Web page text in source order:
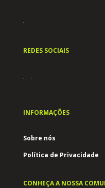
REDES SOCIAIS
INFORMAÇÕES
Sobre nós
Política de Privacidade
CONHEÇA A NOSSA